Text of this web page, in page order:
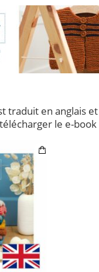
traduit en anglais
le e-